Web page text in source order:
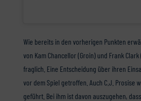
Wie bereits in den vorherigen Punkten
von Kam Chancellor (Groin) und Frank
fraglich. Eine Entscheidung über ihren
vor dem Spiel getroffen. Auch C.J. Prosise
geführt. Bei ihm ist davon auszugehen,